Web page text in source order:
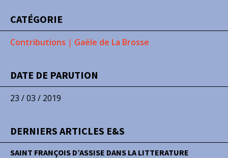
CATÉGORIE
Contributions | Gaële de La Brosse
DATE DE PARUTION
23 / 03 / 2019
DERNIERS ARTICLES E&S
SAINT FRANÇOIS D’ASSISE DANS LA LITTERATURE